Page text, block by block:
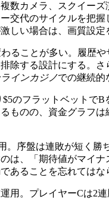
数カメラ、スクイー
交代のサイクルを把
しい場合は、画質設
ることが多い。履歴
除する設計にする。
インカジノでの継続的
のフラットベットで
ものの、資金グラフ
。序盤は連敗が短く
は、「期待値がマイ
あることを忘れてはな
用。プレイヤーCは2